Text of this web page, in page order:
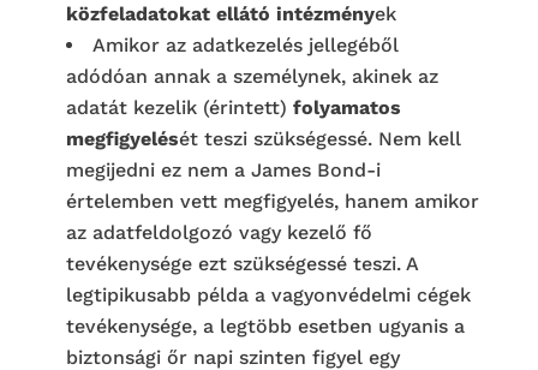
közfeladatokat ellátó intézmények
Amikor az adatkezelés jellegéből
adódóan annak a személynek, akinek az
adatát kezelik (érintett) folyamatos
megfigyelését teszi szükségessé. Nem kell
megijedni ez nem a James Bond-i
értelemben vett megfigyelés, hanem amikor
az adatfeldolgozó vagy kezelő fő
tevékenysége ezt szükségessé teszi. A
legtipikusabb példa a vagyonvédelmi cégek
tevékenysége, a legtöbb esetben ugyanis a
biztonsági őr napi szinten figyel egy